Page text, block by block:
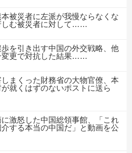
被災者に左派が我慢ならなくな
しむ被災者に対して……
を引き出す中国の外交戦略、他
変更で対抗した結果……
まくった財務省の大物官僚、本
就くはずのないポストに送ら
激怒した中国総領事館、「これ
する本当の中国だ」と動画を公